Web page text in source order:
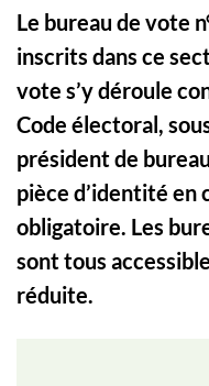
Le bureau de vote
inscrits dans ce
vote s’y déroule
Code électoral,
président de
pièce d’identité en
obligatoire. Les
sont tous
réduite.